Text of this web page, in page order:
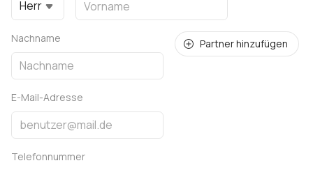
Herr
Nachname Partner hinzufügen
E-Mail-Adresse
Telefonnummer